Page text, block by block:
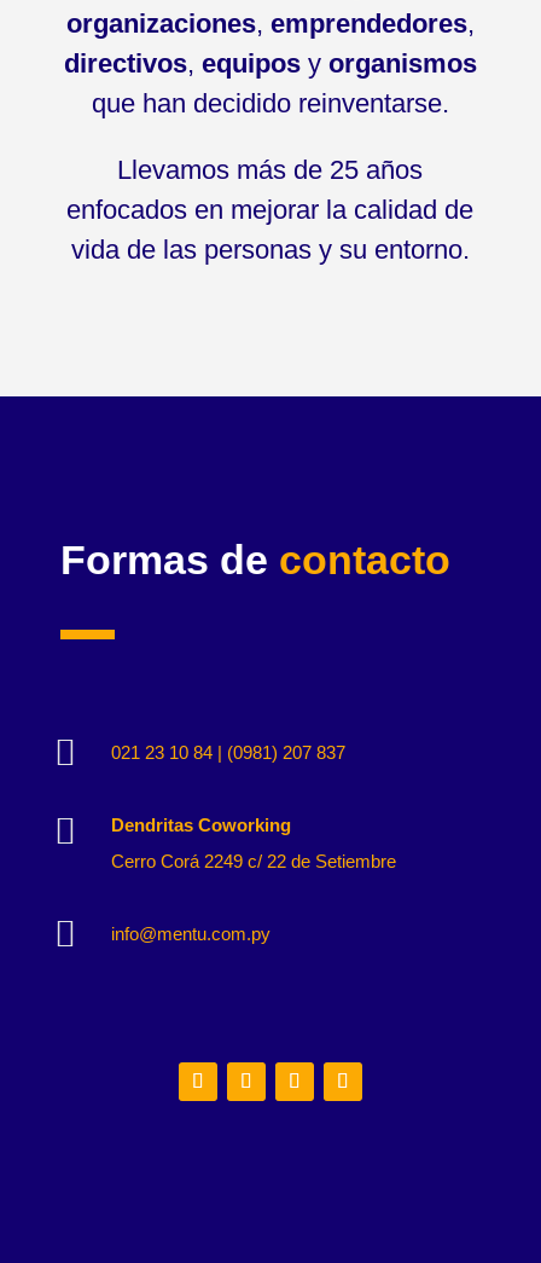
organizaciones, emprendedores,
directivos, equiposy organismos
que han decidido reinventarse.
Llevamos más de 25 años
enfocados en mejorar la calidad de
vida de las personas y su entorno.
Formas de contacto
 021 23 10 84 | (0981) 207 837

Dendritas Coworking
Cerro Corá 2249 c/ 22 de Setiembre
 info@mentu.com.py